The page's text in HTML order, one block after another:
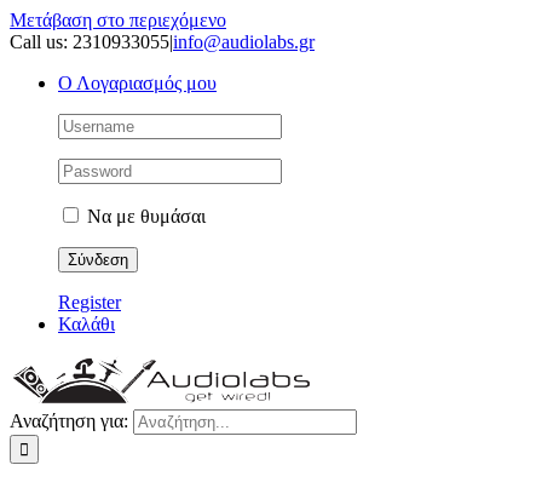
Μετάβαση στο περιεχόμενο
Call us: 2310933055|info@audiolabs.gr
Ο Λογαριασμός μου
Να με θυμάσαι
Register
Καλάθι
Αναζήτηση για: